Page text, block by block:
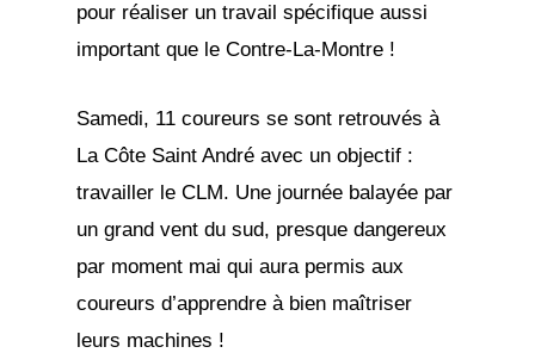
pour réaliser un travail spécifique aussi
important que le Contre-La-Montre !
Samedi, 11 coureurs se sont retrouvés à
La Côte Saint André avec un objectif :
travailler le CLM. Une journée balayée par
un grand vent du sud, presque dangereux
par moment mai qui aura permis aux
coureurs d’apprendre à bien maîtriser
leurs machines !